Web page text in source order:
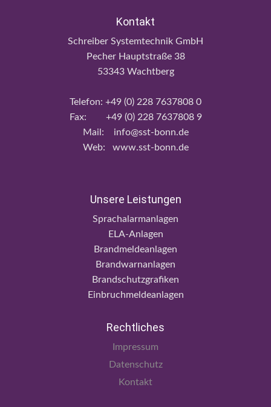
Kontakt
Schreiber Systemtechnik GmbH
Pecher Hauptstraße 38
53343 Wachtberg
Telefon: +49 (0) 228 7637808 0
Fax: +49 (0) 228 7637808 9
Mail: info@sst-bonn.de
Web: www.sst-bonn.de
Unsere Leistungen
Sprachalarmanlagen
ELA-Anlagen
Brandmeldeanlagen
Brandwarnanlagen
Brandschutzgrafiken
Einbruchmeldeanlagen
Rechtliches
Impressum
Datenschutz
Kontakt